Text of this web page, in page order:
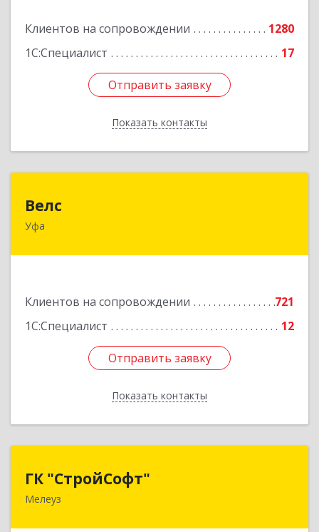
Клиентов на сопровождении
1280
1С:Специалист
17
Отправить заявку
Показать контакты
Отправить заявку
Назад
Велс
Уфа
Клиентов на сопровождении
721
1С:Специалист
12
Отправить заявку
Показать контакты
450071, Башкортостан Респ, Уфа г, 50 лет СССР
Отправить заявку
Назад
ГК "СтройСофт"
Мелеуз
453852, Башкортостан Респ, Мелеуз г, Ленина